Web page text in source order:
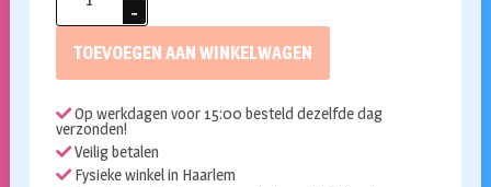
kostuum
TOEVOEGEN AAN WINKELWAGEN
Op werkdagen voor 15:00 besteld dezelfde dag
verzonden!
Veilig betalen
Fysieke winkel in Haarlem